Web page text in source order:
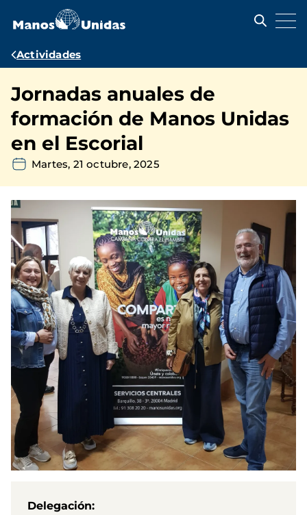
contenido
Ruta
navegación
Actividades
Jornadas anuales de
formación de Manos Unidas
en el Escorial
Martes, 21 octubre, 2025
Delegación